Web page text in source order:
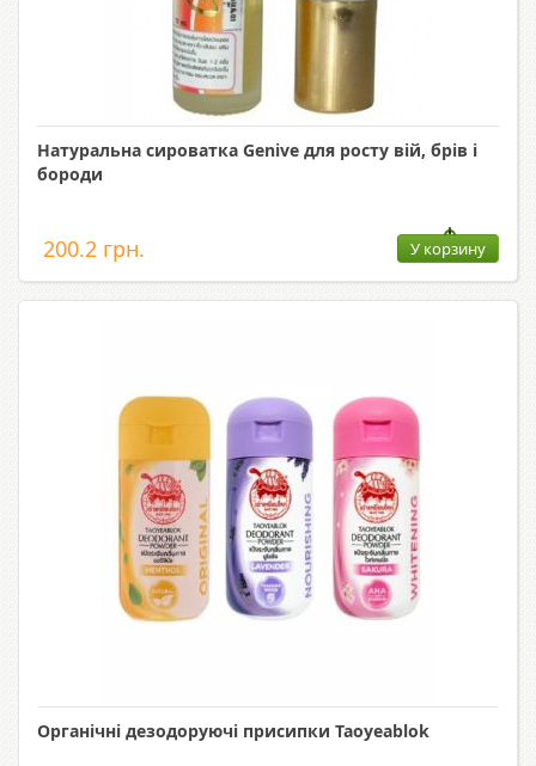
Натуральна сироватка Genive для росту вій, брів і
бороди
200.2 грн. У корзину
Органічні дезодоруючі присипки Taoyeablok